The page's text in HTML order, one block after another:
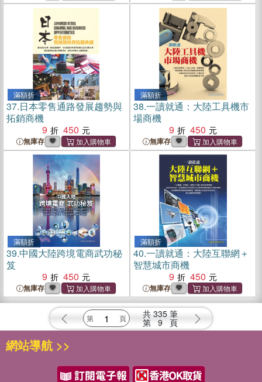
滿額折
37.日本零售通路發展趨勢與
拓銷商機
9
450
無庫存
滿額折
38.一讀就通：大陸工具機市
場商機
9
450
無庫存
滿額折
39.中國大陸跨境電商武功秘
笈
9
450
無庫存
滿額折
40.一讀就通：大陸互聯網＋
智慧城市商機
9
450
無庫存
共 335 筆
第 9 頁
網站導航 >>